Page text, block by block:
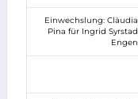
Einwechslung: Clàudia
Pina für Ingrid Syrstad
Engen